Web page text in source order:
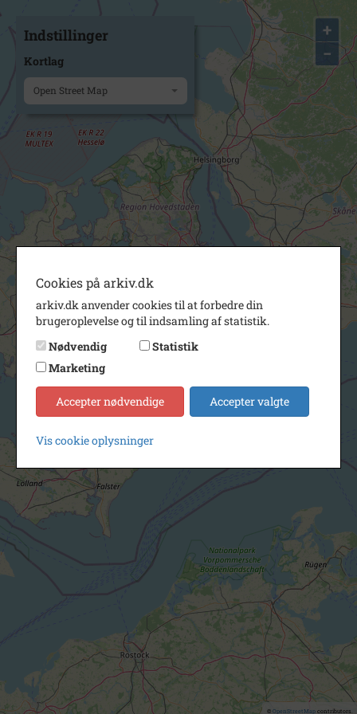
+
−
© OpenStreetMapcontributors.
Indstillinger
Kortlag
Open Street Map
Cookies på arkiv.dk
arkiv.dk anvender cookies til at forbedre din
brugeroplevelse og til indsamling af statistik.
Nødvendig
Statistik
Marketing
Accepter nødvendige Accepter valgte
Vis cookie oplysninger